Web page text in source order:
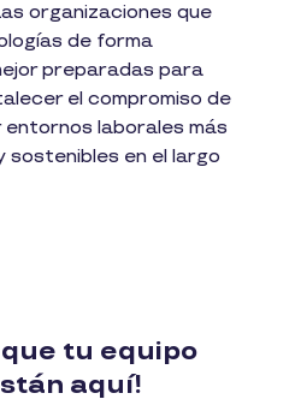
organizaciones que
de forma
preparadas para
el compromiso de
laborales más
sostenibles en el largo
que tu equipo
aquí!